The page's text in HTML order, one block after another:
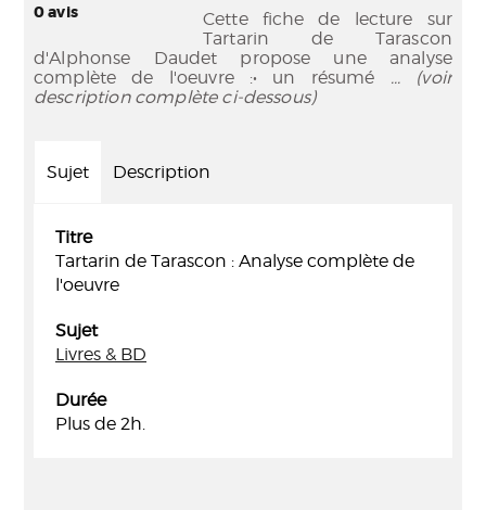
0avis
Cette fiche de lecture sur
Tartarin de Tarascon
d'Alphonse Daudet propose une analyse
complète de l'oeuvre :• un résumé ... (voir
description complète ci-dessous)
Sujet Description
Titre
Tartarin de Tarascon : Analyse complète de
l'oeuvre
Sujet
Livres & BD
Durée
Plus de 2h.